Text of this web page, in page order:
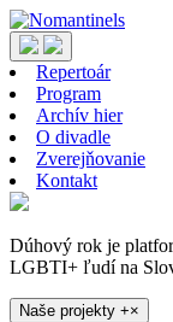
Repertoár
Program
Archív hier
O divadle
Zverejňovanie
Kontakt
Dúhový rok je
LGBTI+ ľudí na
Naše projekty +×